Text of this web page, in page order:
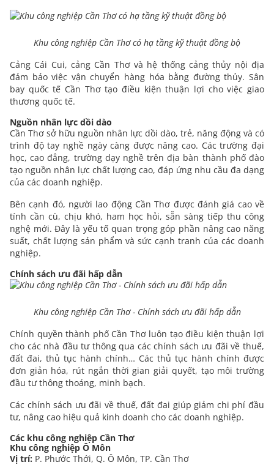
Khu công nghiệp Cần Thơ có hạ tầng kỹ thuật đồng bộ
Cảng Cái Cui, cảng Cần Thơ và hệ thống cảng thủy nội địa
đảm bảo việc vận chuyển hàng hóa bằng đường thủy. Sân
bay quốc tế Cần Thơ tạo điều kiện thuận lợi cho việc giao
thương quốc tế.
Nguồn nhân lực dồi dào
Cần Thơ sở hữu nguồn nhân lực dồi dào, trẻ, năng động và có
trình độ tay nghề ngày càng được nâng cao. Các trường đại
học, cao đẳng, trường dạy nghề trên địa bàn thành phố đào
tạo nguồn nhân lực chất lượng cao, đáp ứng nhu cầu đa dạng
của các doanh nghiệp.
Bên cạnh đó, người lao động Cần Thơ được đánh giá cao về
tính cần cù, chịu khó, ham học hỏi, sẵn sàng tiếp thu công
nghệ mới. Đây là yếu tố quan trọng góp phần nâng cao năng
suất, chất lượng sản phẩm và sức cạnh tranh của các doanh
nghiệp.
Chính sách ưu đãi hấp dẫn
Khu công nghiệp Cần Thơ - Chính sách ưu đãi hấp dẫn
Chính quyền thành phố Cần Thơ luôn tạo điều kiện thuận lợi
cho các nhà đầu tư thông qua các chính sách ưu đãi về thuế,
đất đai, thủ tục hành chính… Các thủ tục hành chính được
đơn giản hóa, rút ngắn thời gian giải quyết, tạo môi trường
đầu tư thông thoáng, minh bạch.
Các chính sách ưu đãi về thuế, đất đai giúp giảm chi phí đầu
tư, nâng cao hiệu quả kinh doanh cho các doanh nghiệp.
Các khu công nghiệp Cần Thơ
Khu công nghiệp Ô Môn
Vị trí: P. Phước Thới, Q. Ô Môn, TP. Cần Thơ